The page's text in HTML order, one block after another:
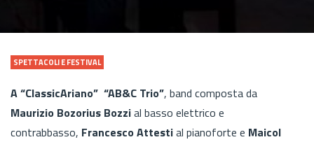
SPETTACOLI E FESTIVAL
A “ClassicAriano” “AB&C Trio”, band composta da
Maurizio Bozorius Bozzial basso elettrico e
contrabbasso, Francesco Attestial pianoforte e Maicol